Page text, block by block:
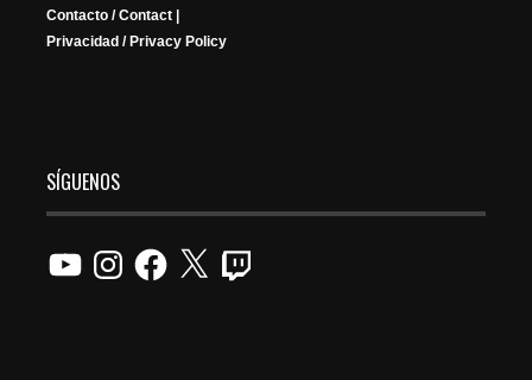
Contacto / Contact |
Privacidad / Privacy Policy
SÍGUENOS
YouTubeInstagramFacebook
X Twitch